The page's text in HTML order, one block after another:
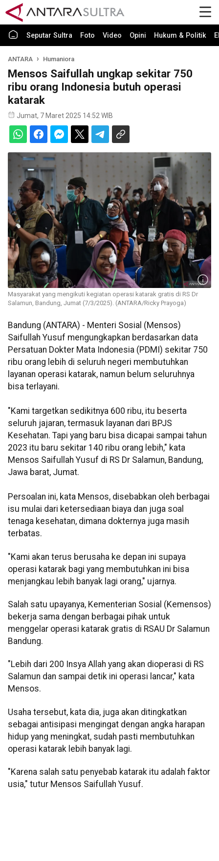
Seputar Sultra Foto Video Opini Hukum & Politik
ANTARA Humaniora
Mensos Saifullah ungkap sekitar 750
ribu orang Indonesia butuh operasi
katarak
Jumat, 7 Maret 2025 14:52 WIB
Masyarakat yang mengikuti kegiatan operasi katarak gratis di RS Dr
Salamun, Bandung, Jumat (7/3/2025). (ANTARA/Ricky Prayoga)
Bandung (ANTARA) - Menteri Sosial (Mensos)
Saifullah Yusuf mengungkapkan berdasarkan data
Persatuan Dokter Mata Indonesia (PDMI) sekitar 750
ribu orang lebih di seluruh negeri membutuhkan
layanan operasi katarak, namun belum seluruhnya
bisa terlayani.
"Kami targetkan sedikitnya 600 ribu, itu beserta
seluruh jajaran, termasuk layanan dari BPJS
Kesehatan. Tapi yang baru bisa dicapai sampai tahun
2023 itu baru sekitar 140 ribu orang lebih," kata
Mensos Saifullah Yusuf di RS Dr Salamun, Bandung,
Jawa barat, Jumat.
Persoalan ini, kata Mensos, disebabkan oleh berbagai
isu mulai dari ketersediaan biaya dan juga soal
tenaga kesehatan, dimana dokternya juga masih
terbatas.
"Kami akan terus berusaha ke depan ini supaya
operasi katarak bagi yang membutuhkan ini bisa
menjangkau lebih banyak lagi orang," ujarnya.
Salah satu upayanya, Kementerian Sosial (Kemensos)
bekerja sama dengan berbagai pihak untuk
menggelar operasi katarak gratis di RSAU Dr Salamun
Bandung.
"Lebih dari 200 Insya Allah yang akan dioperasi di RS
Salamun dan sampai detik ini operasi lancar," kata
Mensos.
Usaha tersebut, kata dia, juga akan ditingkatkan
sebagai antisipasi mengingat dengan angka harapan
hidup yang meningkat, sudah pasti membutuhkan
operasi katarak lebih banyak lagi.
"Karena salah satu penyebab katarak itu adalah faktor
usia," tutur Mensos Saifullah Yusuf.